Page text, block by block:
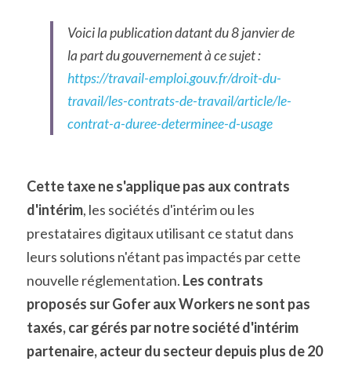
Voici la publication datant du 8 janvier de
https://travail-emploi.gouv.fr/droit-du-
travail/les-contrats-de-travail/article/le-
contrat-a-duree-determinee-d-usage
Cette taxe ne s'applique pas aux contrats
d'intérim, les sociétés d'intérim ou les
prestataires digitaux utilisant ce statut dans
leurs solutions n'étant pas impactés par cette
nouvelle réglementation. Les contrats
proposés sur Gofer aux Workers ne sont pas
taxés, car gérés par notre société d'intérim
partenaire, acteur du secteur depuis plus de 20